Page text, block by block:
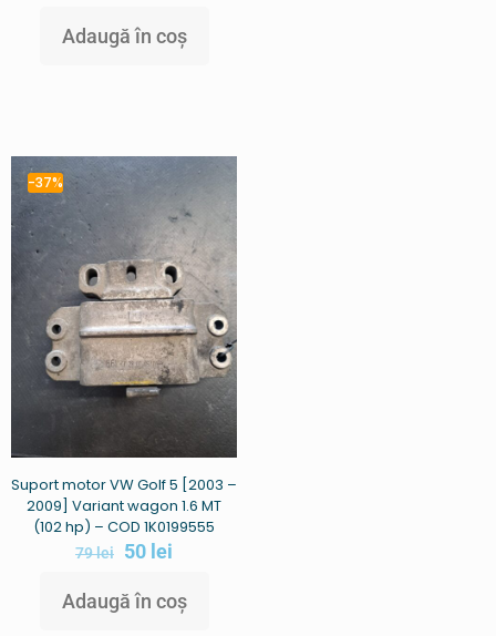
Adaugă în coș
-37%
Suport motor VW Golf 5 [2003 –
2009] Variant wagon 1.6 MT
(102 hp) – COD 1K0199555
79lei 50 lei
Adaugă în coș